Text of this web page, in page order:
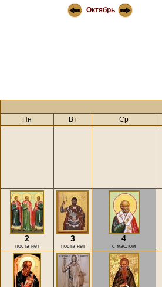
Октябрь
Пн Вт Ср
2
поста нет
3
поста нет
4
с маслом